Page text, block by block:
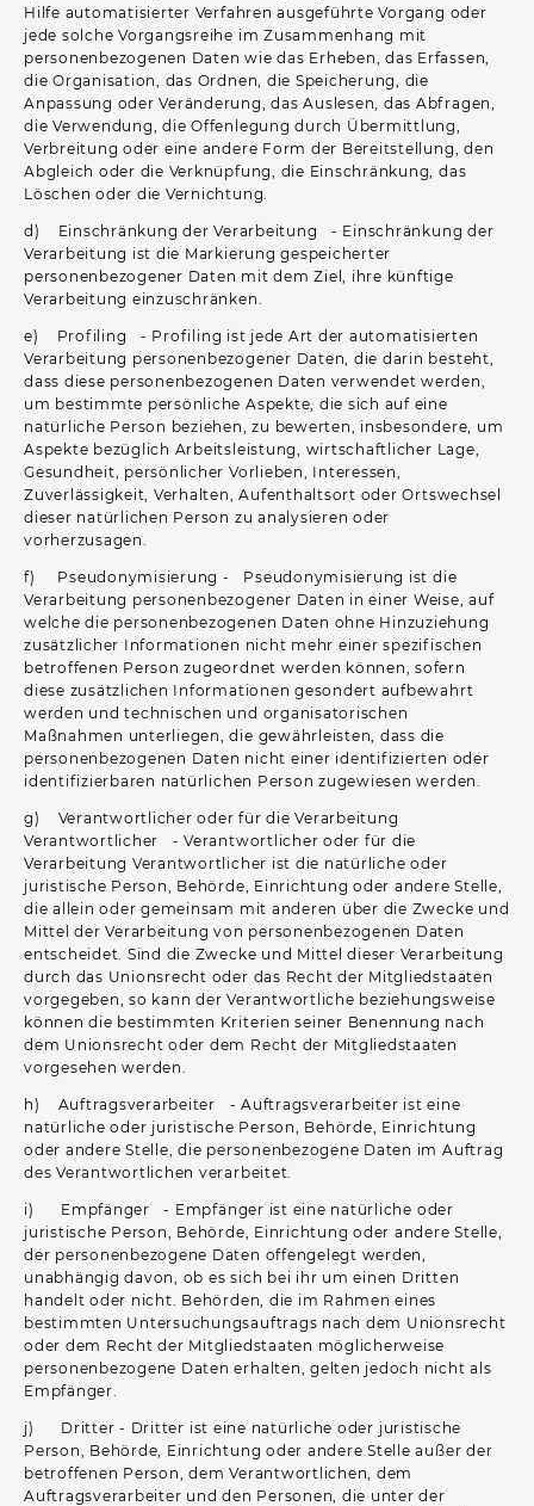
Hilfe automatisierter Verfahren ausgeführte Vorgang oder
jede solche Vorgangsreihe im Zusammenhang mit
personenbezogenen Daten wie das Erheben, das Erfassen,
die Organisation, das Ordnen, die Speicherung, die
Anpassung oder Veränderung, das Auslesen, das Abfragen,
die Verwendung, die Offenlegung durch Übermittlung,
Verbreitung oder eine andere Form der Bereitstellung, den
Abgleich oder die Verknüpfung, die Einschränkung, das
Löschen oder die Vernichtung.
d) Einschränkung der Verarbeitung - Einschränkung der
Verarbeitung ist die Markierung gespeicherter
personenbezogener Daten mit dem Ziel, ihre künftige
Verarbeitung einzuschränken.
e) Profiling - Profiling ist jede Art der automatisierten
Verarbeitung personenbezogener Daten, die darin besteht,
dass diese personenbezogenen Daten verwendet werden,
um bestimmte persönliche Aspekte, die sich auf eine
natürliche Person beziehen, zu bewerten, insbesondere, um
Aspekte bezüglich Arbeitsleistung, wirtschaftlicher Lage,
Gesundheit, persönlicher Vorlieben, Interessen,
Zuverlässigkeit, Verhalten, Aufenthaltsort oder Ortswechsel
dieser natürlichen Person zu analysieren oder
vorherzusagen.
f) Pseudonymisierung - Pseudonymisierung ist die
Verarbeitung personenbezogener Daten in einer Weise, auf
welche die personenbezogenen Daten ohne Hinzuziehung
zusätzlicher Informationen nicht mehr einer spezifischen
betroffenen Person zugeordnet werden können, sofern
diese zusätzlichen Informationen gesondert aufbewahrt
werden und technischen und organisatorischen
Maßnahmen unterliegen, die gewährleisten, dass die
personenbezogenen Daten nicht einer identifizierten oder
identifizierbaren natürlichen Person zugewiesen werden.
g) Verantwortlicher oder für die Verarbeitung
Verantwortlicher - Verantwortlicher oder für die
Verarbeitung Verantwortlicher ist die natürliche oder
juristische Person, Behörde, Einrichtung oder andere Stelle,
die allein oder gemeinsam mit anderen über die Zwecke und
Mittel der Verarbeitung von personenbezogenen Daten
entscheidet. Sind die Zwecke und Mittel dieser Verarbeitung
durch das Unionsrecht oder das Recht der Mitgliedstaaten
vorgegeben, so kann der Verantwortliche beziehungsweise
können die bestimmten Kriterien seiner Benennung nach
dem Unionsrecht oder dem Recht der Mitgliedstaaten
vorgesehen werden.
h) Auftragsverarbeiter - Auftragsverarbeiter ist eine
natürliche oder juristische Person, Behörde, Einrichtung
oder andere Stelle, die personenbezogene Daten im Auftrag
des Verantwortlichen verarbeitet.
i) Empfänger - Empfänger ist eine natürliche oder
juristische Person, Behörde, Einrichtung oder andere Stelle,
der personenbezogene Daten offengelegt werden,
unabhängig davon, ob es sich bei ihr um einen Dritten
handelt oder nicht. Behörden, die im Rahmen eines
bestimmten Untersuchungsauftrags nach dem Unionsrecht
oder dem Recht der Mitgliedstaaten möglicherweise
personenbezogene Daten erhalten, gelten jedoch nicht als
Empfänger.
j) Dritter - Dritter ist eine natürliche oder juristische
Person, Behörde, Einrichtung oder andere Stelle außer der
betroffenen Person, dem Verantwortlichen, dem
Auftragsverarbeiter und den Personen, die unter der